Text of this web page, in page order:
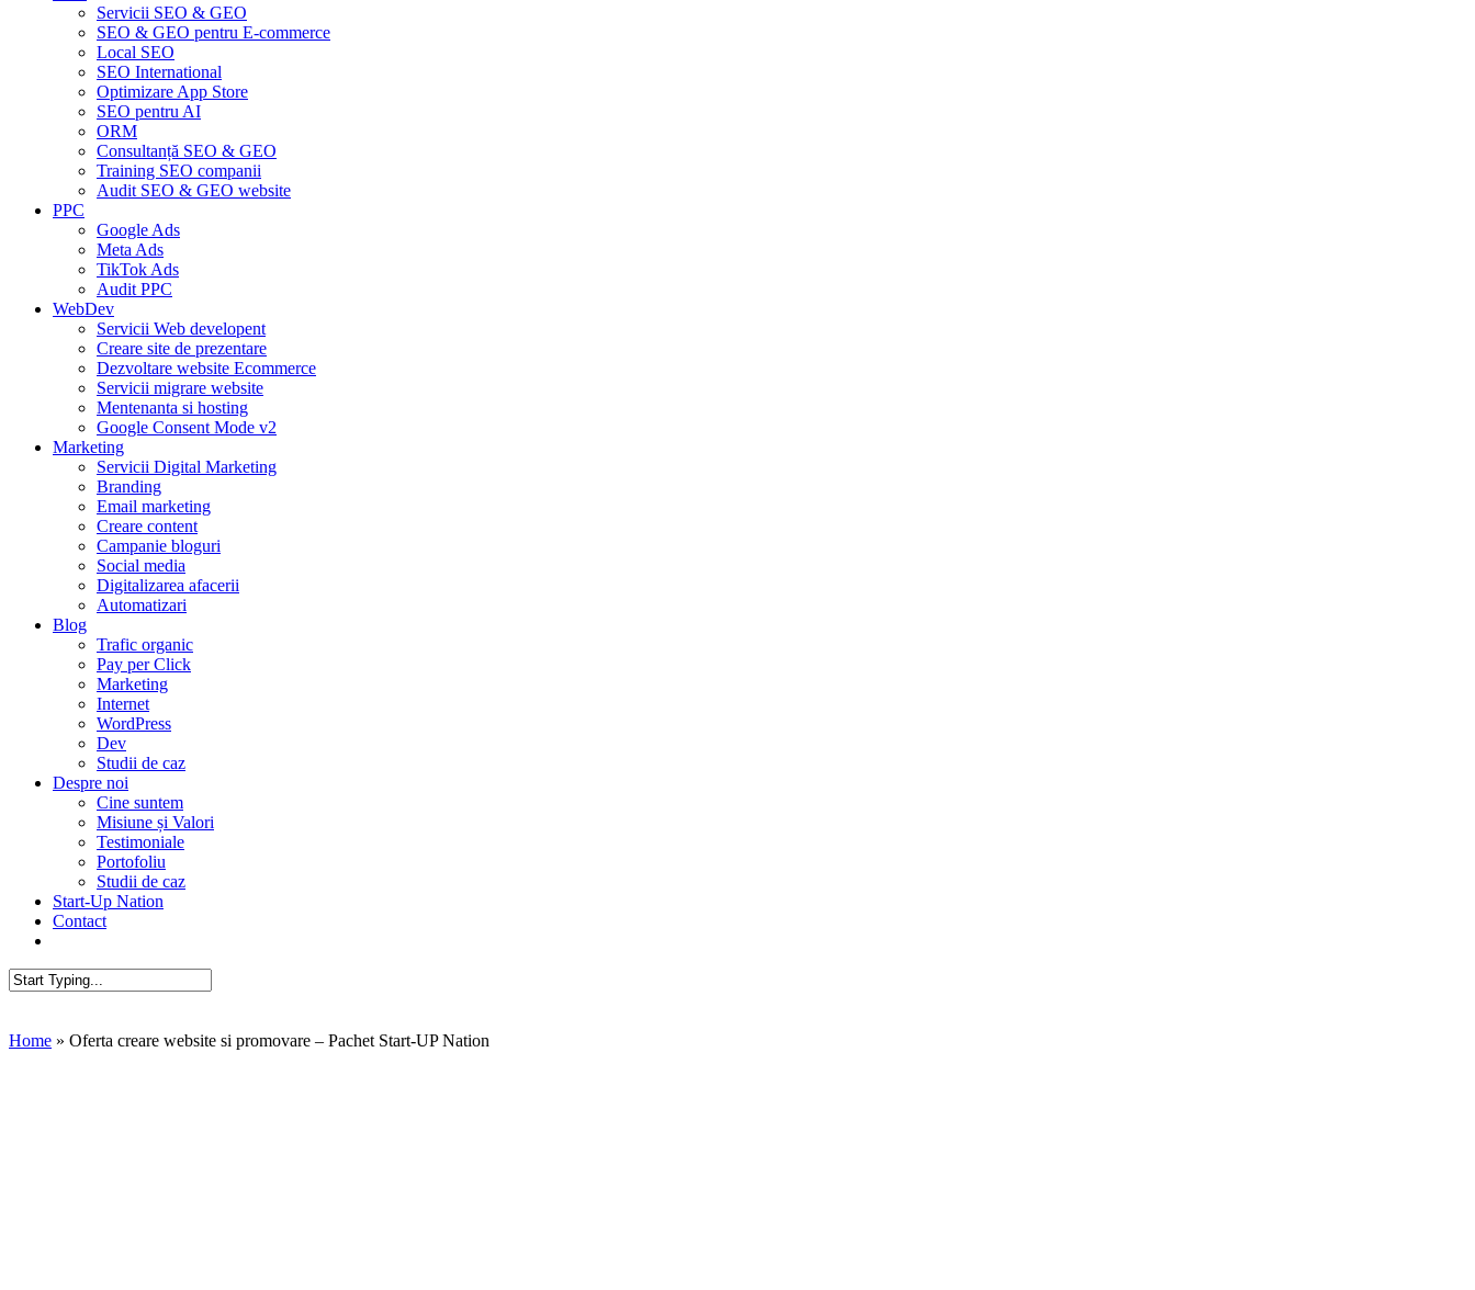
Servicii SEO & GEO
SEO & GEO pentru E-commerce
Local SEO
SEO International
Optimizare App Store
SEO pentru AI
ORM
Consultanță SEO & GEO
Training SEO companii
Audit SEO & GEO website
PPC
Google Ads
Meta Ads
TikTok Ads
Audit PPC
WebDev
Servicii Web developent
Creare site de prezentare
Dezvoltare website Ecommerce
Servicii migrare website
Mentenanta si hosting
Google Consent Mode v2
Marketing
Servicii Digital Marketing
Branding
Email marketing
Creare content
Campanie bloguri
Social media
Digitalizarea afacerii
Automatizari
Blog
Trafic organic
Pay per Click
Marketing
Internet
WordPress
Dev
Studii de caz
Despre noi
Cine suntem
Misiune și Valori
Testimoniale
Portofoliu
Studii de caz
Start-Up Nation
Contact
Home » Oferta creare website si promovare – Pachet Start-UP Nation